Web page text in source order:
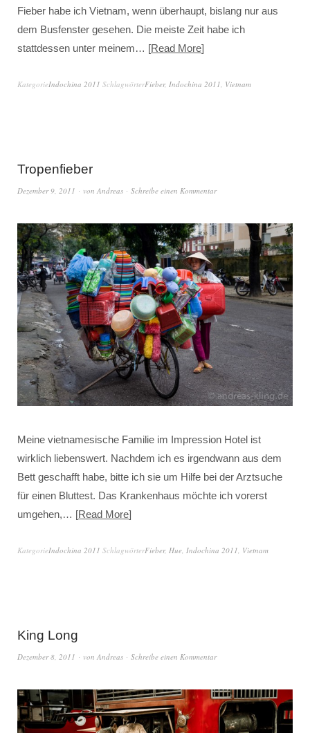
Fieber habe ich Vietnam, wenn überhaupt, bislang nur aus
dem Busfenster gesehen. Die meiste Zeit habe ich
stattdessen unter meinem…
Read More
KategorieIndochina 2011 SchlagwörterFieber, Indochina 2011 Vietnam
Tropenfieber
Dezember 9, 2011 von Andreas Schreibe einen Kommentar
Meine vietnamesische Familie im Impression Hotel ist
wirklich liebenswert. Nachdem ich es irgendwann aus dem
Bett geschafft habe, bitte ich sie um Hilfe bei der Arztsuche
für einen Bluttest. Das Krankenhaus möchte ich vorerst
umgehen,…
Read More
KategorieIndochina 2011 SchlagwörterFieber, Hue Indochina 2011 Vietnam
King Long
Dezember 8, 2011 von Andreas Schreibe einen Kommentar